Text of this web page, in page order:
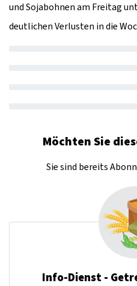
und Sojabohnen am Freitag
deutlichen Verlusten in die
Möchten Sie
Sie sind bereits
Info-Dienst -